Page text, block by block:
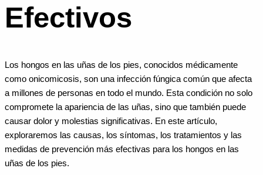
Efectivos
Los hongos en las uñas de los pies, conocidos médicamente
como onicomicosis, son una infección fúngica común que afecta
a millones de personas en todo el mundo. Esta condición no solo
compromete la apariencia de las uñas, sino que también puede
causar dolor y molestias significativas. En este artículo,
exploraremos las causas, los síntomas, los tratamientos y las
medidas de prevención más efectivas para los hongos en las
uñas de los pies.